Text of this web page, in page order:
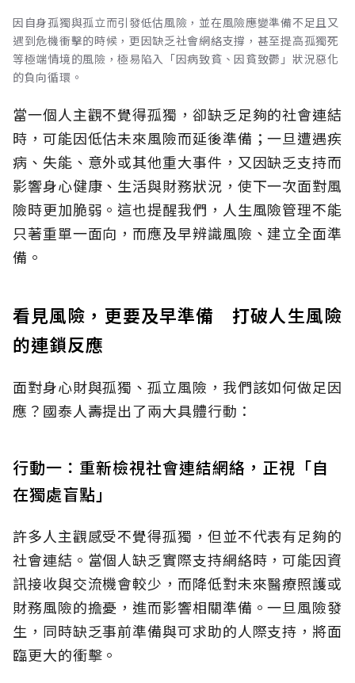
因自身孤獨與孤立而引發低估風險，並在風險應變準備不足且又
遇到危機衝擊的時候，更因缺乏社會網絡支撐，甚至提高孤獨死
等極端情境的風險，極易陷入「因病致貧、因貧致鬱」狀況惡化
的負向循環。
當一個人主觀不覺得孤獨，卻缺乏足夠的社會連結
時，可能因低估未來風險而延後準備；一旦遭遇疾
病、失能、意外或其他重大事件，又因缺乏支持而
影響身心健康、生活與財務狀況，使下一次面對風
險時更加脆弱。這也提醒我們，人生風險管理不能
只著重單一面向，而應及早辨識風險、建立全面準
備。
看見風險，更要及早準備 打破人生風險
的連鎖反應
面對身心財與孤獨、孤立風險，我們該如何做足因
應？國泰人壽提出了兩大具體行動：
行動一：重新檢視社會連結網絡，正視「自
在獨處盲點」
許多人主觀感受不覺得孤獨，但並不代表有足夠的
社會連結。當個人缺乏實際支持網絡時，可能因資
訊接收與交流機會較少，而降低對未來醫療照護或
財務風險的擔憂，進而影響相關準備。一旦風險發
生，同時缺乏事前準備與可求助的人際支持，將面
臨更大的衝擊。